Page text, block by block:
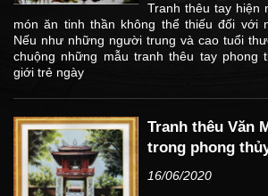
Tranh thêu tay hiện
món ăn tinh thần không thể thiếu đối với
Nếu như những người trung và cao tuổi
chuộng những mẫu tranh thêu tay phong
giới trẻ ngày
Tranh thêu Văn
trong phong
16/06/2020